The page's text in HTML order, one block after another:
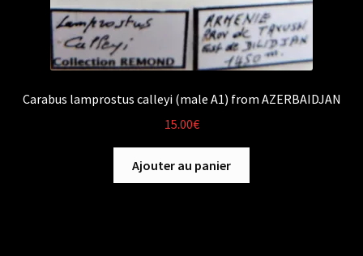
Carabus lamprostus calleyi (male A1) from AZERBAIDJAN
15.00€
Ajouter au panier